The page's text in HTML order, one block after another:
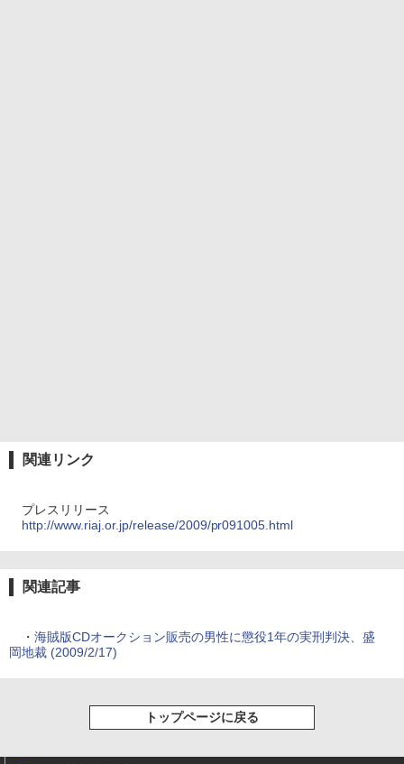
関連リンク
プレスリリース
http://www.riaj.or.jp/release/2009/pr091005.html
関連記事
・ 海賊版CDオークション販売の男性に懲役1年の実刑判決、盛
岡地裁 (2009/2/17)
トップページに戻る